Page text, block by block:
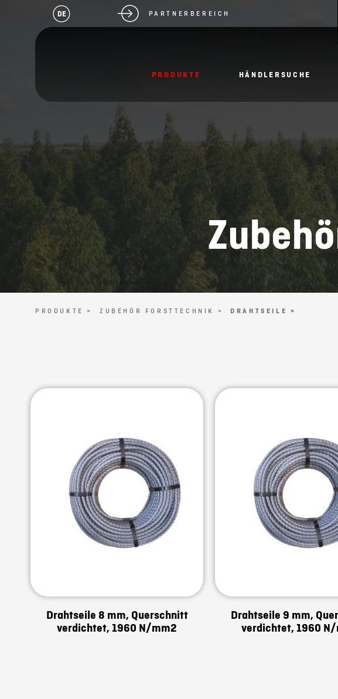
DE PARTNERBEREICH
PRODUKTE HÄNDLERSUCHE
PRODUKTE > ZUBEHÖR FORSTTECHNIK > DRAHTSEILE >
Drahtseile 8 mm, Querschnitt
verdichtet, 1960 N/mm2
Drahtseile 9 mm,
verdichtet, 1960